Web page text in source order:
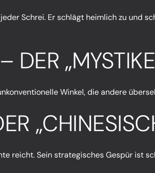
Schrei. Er schlägt heimlich zu und
DER
Winkel, die andere
reicht. Sein strategisches Gespür ist